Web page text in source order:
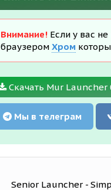
Внимание! Если у вас
браузером Хром
Скачать Mur Launcher
Мы в телеграм
Senior Launcher -